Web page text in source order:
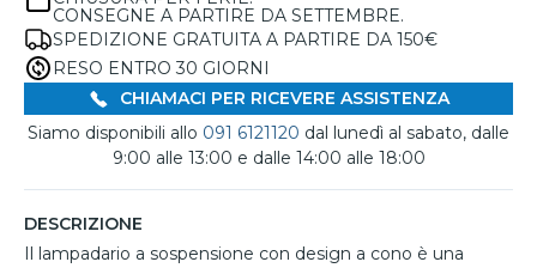
CONSEGNE A PARTIRE DA SETTEMBRE.
SPEDIZIONE GRATUITA A PARTIRE DA 150€
RESO ENTRO 30 GIORNI
CHIAMACI PER RICEVERE ASSISTENZA
Siamo disponibili allo 091 6121120 dal lunedì al sabato, dalle
9:00 alle 13:00 e dalle 14:00 alle 18:00
DESCRIZIONE
Il lampadario a sospensione con design a cono è una